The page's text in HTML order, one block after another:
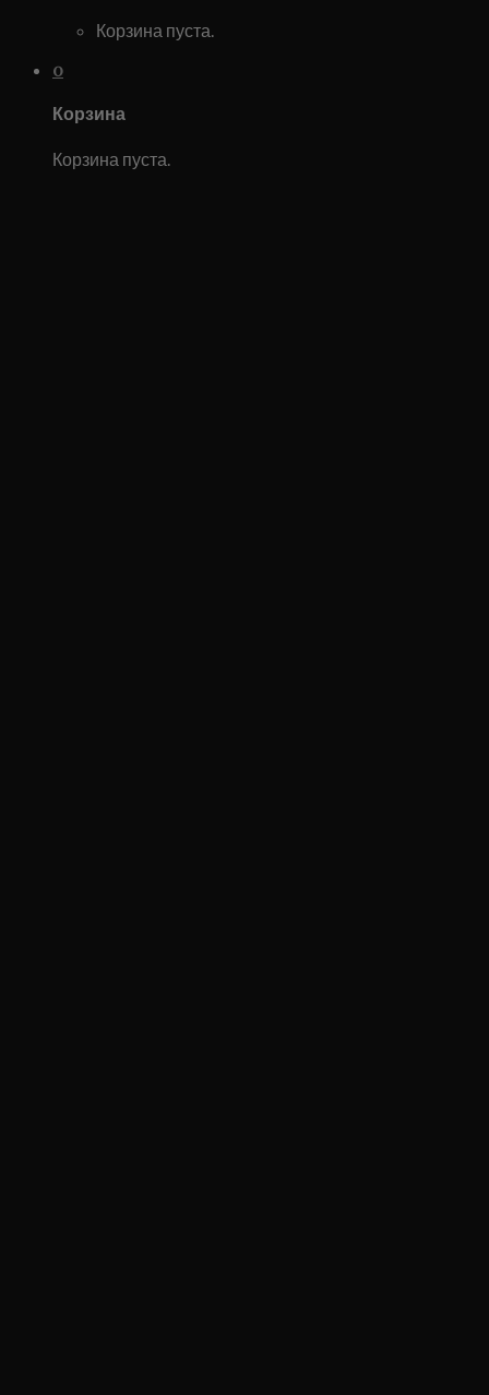
Корзина пуста.
0
Корзина
Корзина пуста.